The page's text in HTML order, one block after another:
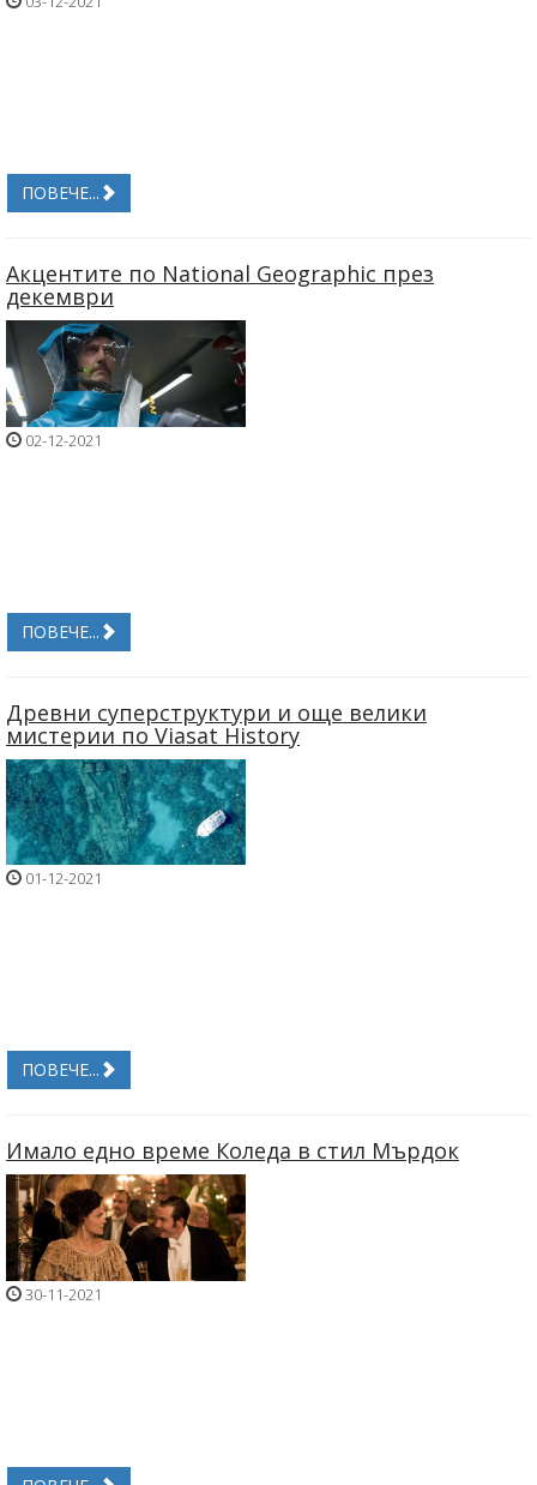
ПОВЕЧЕ...
Акцентите по National Geographic през
декември
02-12-2021
ПОВЕЧЕ...
Древни суперструктури и още велики
мистерии по Viasat History
01-12-2021
ПОВЕЧЕ...
Имало едно време Коледа в стил Мърдок
30-11-2021